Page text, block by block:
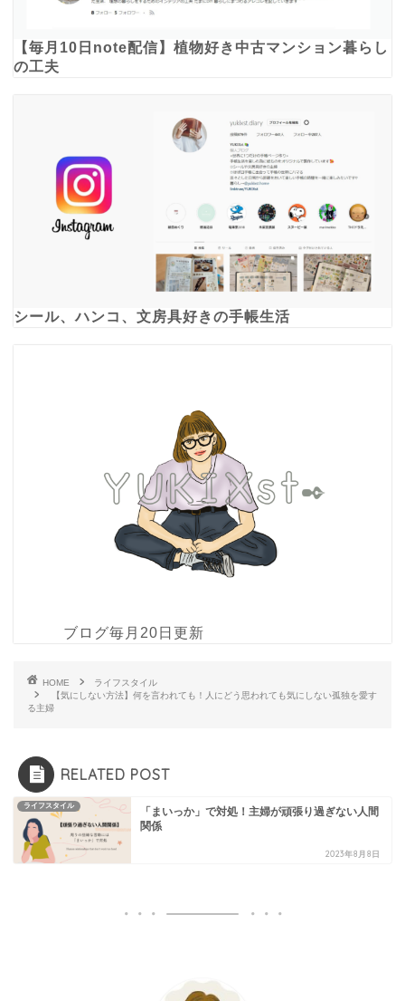
【毎月10日note配信】植物好き中古マンション暮らし
の工夫
シール、ハンコ、文房具好きの手帳生活
ブログ毎月20日更新
HOME
ライフスタイル
【気にしない方法】何を言われても！人にどう思われても気にしない孤独を愛す
る主婦
RELATED POST
ライフスタイル
「まいっか」で対処！主婦が頑張り過ぎない人間
関係
2023年8月8日